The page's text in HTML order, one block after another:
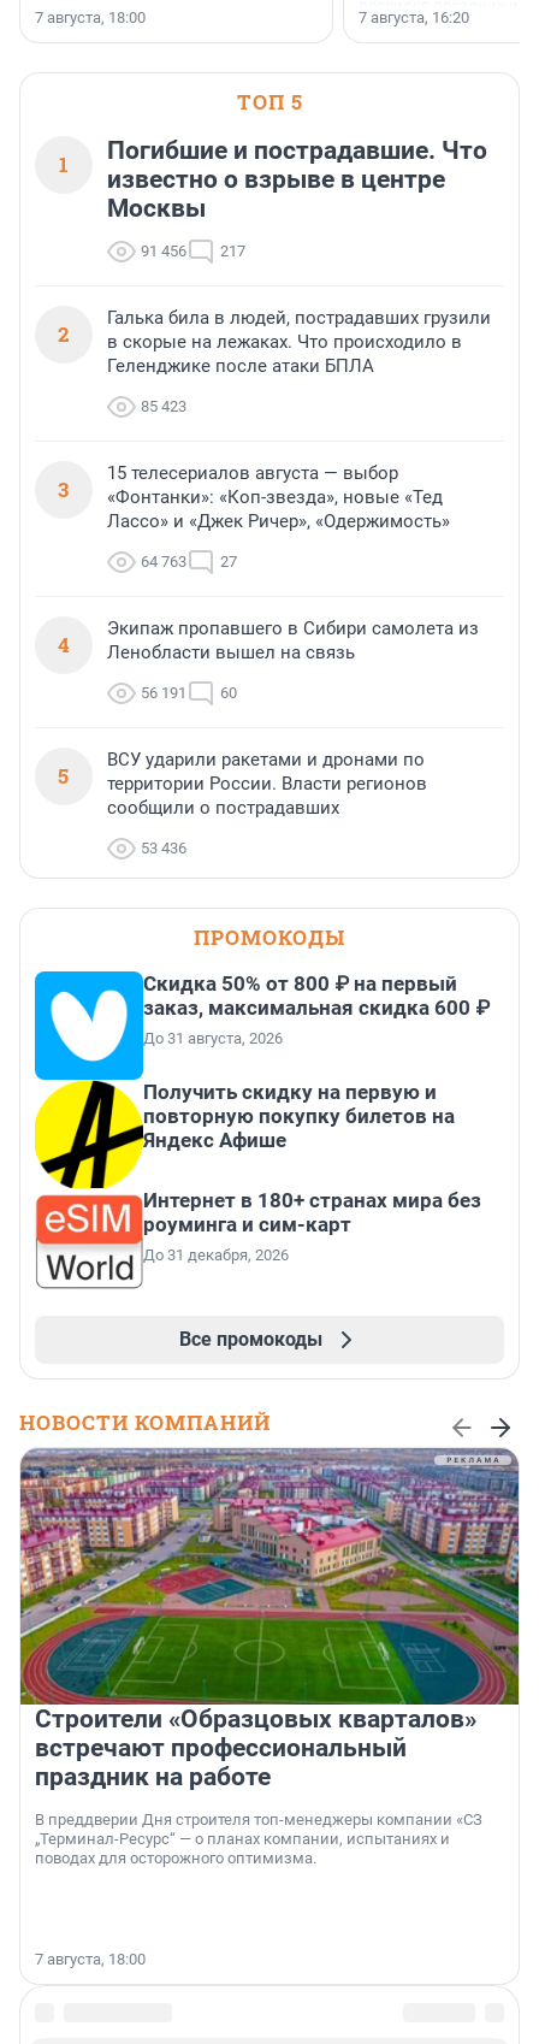
осторожного оптимизма.
7 августа, 18:00
поменялась роль
7 августа, 16:20
ТОП 5
1
Погибшие и пострадавшие. Что
известно о взрыве в центре
Москвы
91 456 217
2
Галька била в людей, пострадавших грузили
в скорые на лежаках. Что происходило в
Геленджике после атаки БПЛА
85 423
3
15 телесериалов августа — выбор
«Фонтанки»: «Коп-звезда», новые «Тед
Лассо» и «Джек Ричер», «Одержимость»
64 763 27
4
Экипаж пропавшего в Сибири самолета из
Ленобласти вышел на связь
56 191 60
5
ВСУ ударили ракетами и дронами по
территории России. Власти регионов
сообщили о пострадавших
53 436
ПРОМОКОДЫ
Скидка 50% от 800 ₽ на первый
заказ, максимальная скидка 600 ₽
До 31 августа, 2026
Получить скидку на первую и
повторную покупку билетов на
Яндекс Афише
Интернет в 180+ странах мира без
роуминга и сим-карт
До 31 декабря, 2026
Все промокоды
НОВОСТИ КОМПАНИЙ
Строители «Образцовых кварталов»
встречают профессиональный
праздник на работе
В преддверии Дня строителя топ-менеджеры компании «СЗ
„Терминал-Ресурс“ — о планах компании, испытаниях и
поводах для осторожного оптимизма.
7 августа, 18:00